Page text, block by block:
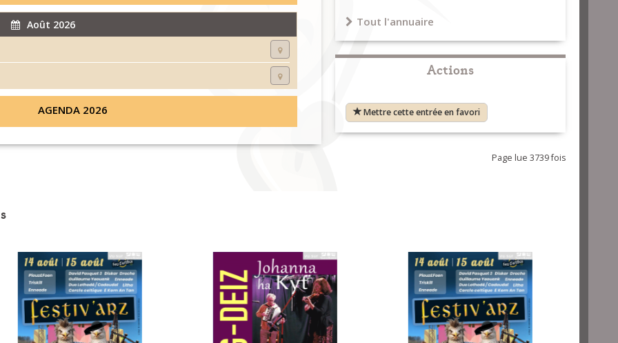
Août 2026
AGENDA 2026
Tout l'annuaire
Actions
Mettre cette entrée en favori
Page lue 3739 fois